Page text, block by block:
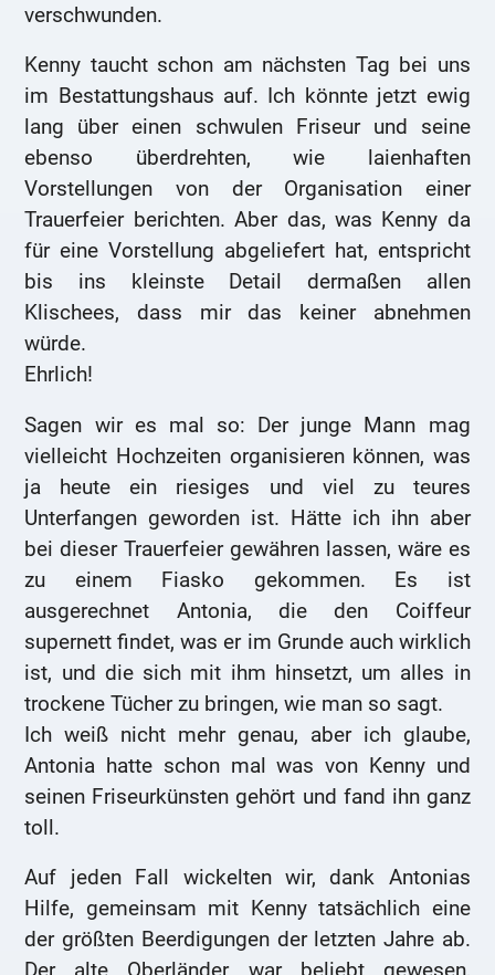
verschwunden.
Kenny taucht schon am nächsten Tag bei uns
im Bestattungshaus auf. Ich könnte jetzt ewig
lang über einen schwulen Friseur und seine
ebenso überdrehten, wie laienhaften
Vorstellungen von der Organisation einer
Trauerfeier berichten. Aber das, was Kenny da
für eine Vorstellung abgeliefert hat, entspricht
bis ins kleinste Detail dermaßen allen
Klischees, dass mir das keiner abnehmen
würde.
Ehrlich!
Sagen wir es mal so: Der junge Mann mag
vielleicht Hochzeiten organisieren können, was
ja heute ein riesiges und viel zu teures
Unterfangen geworden ist. Hätte ich ihn aber
bei dieser Trauerfeier gewähren lassen, wäre es
zu einem Fiasko gekommen. Es ist
ausgerechnet Antonia, die den Coiffeur
supernett findet, was er im Grunde auch wirklich
ist, und die sich mit ihm hinsetzt, um alles in
trockene Tücher zu bringen, wie man so sagt.
Ich weiß nicht mehr genau, aber ich glaube,
Antonia hatte schon mal was von Kenny und
seinen Friseurkünsten gehört und fand ihn ganz
toll.
Auf jeden Fall wickelten wir, dank Antonias
Hilfe, gemeinsam mit Kenny tatsächlich eine
der größten Beerdigungen der letzten Jahre ab.